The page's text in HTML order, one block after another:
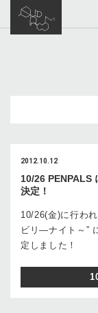
2012.10.12
10/26 PENPALS
決定！
10/26(金)に行わ
ビリ―ナイト～”
定しました！